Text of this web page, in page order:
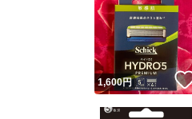
1,600円